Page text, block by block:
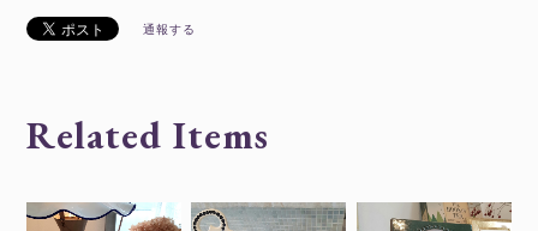
通報する
Related Items